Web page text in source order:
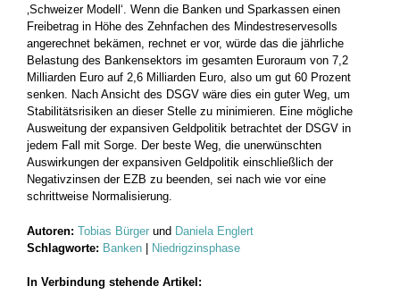
‚Schweizer Modell‘. Wenn die Banken und Sparkassen einen
Freibetrag in Höhe des Zehnfachen des Mindestreservesolls
angerechnet bekämen, rechnet er vor, würde das die jährliche
Belastung des Bankensektors im gesamten Euroraum von 7,2
Milliarden Euro auf 2,6 Milliarden Euro, also um gut 60 Prozent
senken. Nach Ansicht des DSGV wäre dies ein guter Weg, um
Stabilitätsrisiken an dieser Stelle zu minimieren. Eine mögliche
Ausweitung der expansiven Geldpolitik betrachtet der DSGV in
jedem Fall mit Sorge. Der beste Weg, die unerwünschten
Auswirkungen der expansiven Geldpolitik einschließlich der
Negativzinsen der EZB zu beenden, sei nach wie vor eine
schrittweise Normalisierung.
Autoren: Tobias Bürger und Daniela Englert
Schlagworte: Banken | Niedrigzinsphase
In Verbindung stehende Artikel: